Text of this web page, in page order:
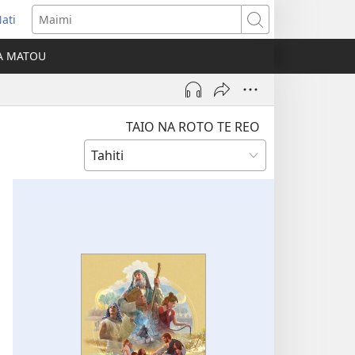
Maimi
MATOU
TAIO NA ROTO TE REO